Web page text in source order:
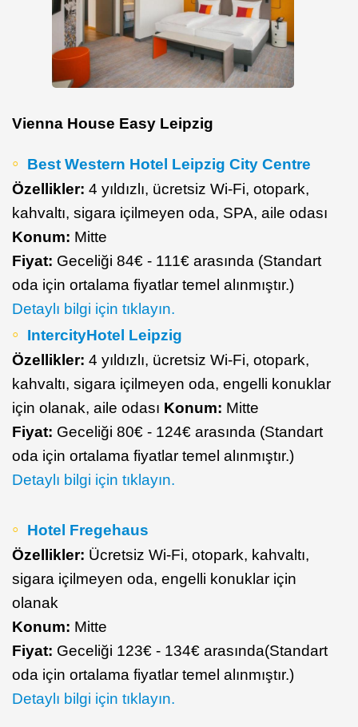
Vienna House Easy Leipzig
Best Western Hotel Leipzig City Centre
Özellikler: 4 yıldızlı, ücretsiz Wi-Fi, otopark,
kahvaltı, sigara içilmeyen oda, SPA, aile odası
Konum: Mitte
Fiyat: Geceliği 84€ - 111€ arasında (Standart
oda için ortalama fiyatlar temel alınmıştır.)
Detaylı bilgi için tıklayın.
IntercityHotel Leipzig
Özellikler: 4 yıldızlı, ücretsiz Wi-Fi, otopark,
kahvaltı, sigara içilmeyen oda, engelli konuklar
için olanak, aile odası Konum: Mitte
Fiyat: Geceliği 80€ - 124€ arasında (Standart
oda için ortalama fiyatlar temel alınmıştır.)
Detaylı bilgi için tıklayın.
Hotel Fregehaus
Özellikler: Ücretsiz Wi-Fi, otopark, kahvaltı,
sigara içilmeyen oda, engelli konuklar için
olanak
Konum: Mitte
Fiyat: Geceliği 123€ - 134€ arasında(Standart
oda için ortalama fiyatlar temel alınmıştır.)
Detaylı bilgi için tıklayın.